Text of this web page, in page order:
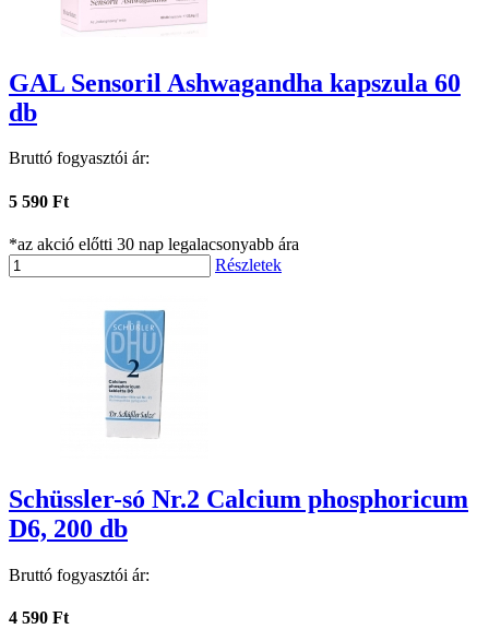
GAL Sensoril Ashwagandha kapszula 60
db
Bruttó fogyasztói ár:
5 590 Ft
*az akció előtti 30 nap legalacsonyabb ára
Részletek
Schüssler-só Nr.2 Calcium phosphoricum
D6, 200 db
Bruttó fogyasztói ár:
4 590 Ft